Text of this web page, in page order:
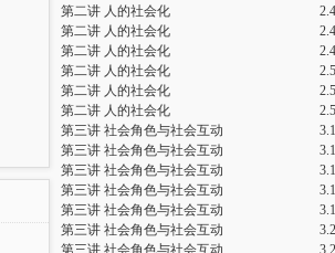
第二讲 人的社会化
第二讲 人的社会化
第二讲 人的社会化
第二讲 人的社会化
第二讲 人的社会化
第二讲 人的社会化
第三讲 社会角色与社会互动
第三讲 社会角色与社会互动
第三讲 社会角色与社会互动
第三讲 社会角色与社会互动
第三讲 社会角色与社会互动
第三讲 社会角色与社会互动
第三讲 社会角色与社会互动